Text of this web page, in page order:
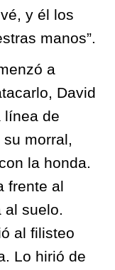
y él los
manos”.
a
David
línea de
morral,
la honda.
frente al
al suelo.
al filisteo
Lo hirió de